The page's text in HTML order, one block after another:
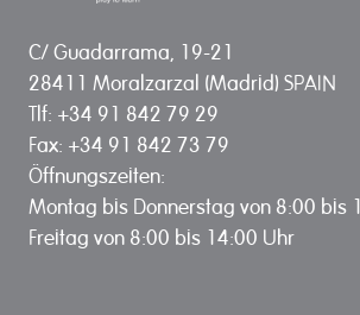
C/ Guadarrama, 19-21
28411 Moralzarzal (Madrid) SPAIN
Tlf: +34 91 842 79 29
Fax: +34 91 842 73 79
Öffnungszeiten:
Montag bis Donnerstag von 8:00 bis
Freitag von 8:00 bis 14:00 Uhr